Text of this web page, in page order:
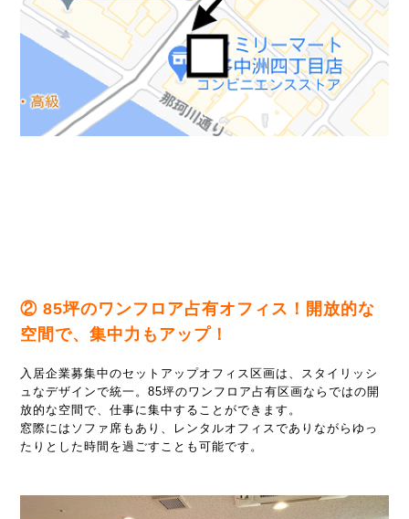
② 85坪のワンフロア占有オフィス！開放的な
空間で、集中力もアップ！
入居企業募集中のセットアップオフィス区画は、スタイリッシ
ュなデザインで統一。85坪のワンフロア占有区画ならではの開
放的な空間で、仕事に集中することができます。
窓際にはソファ席もあり、レンタルオフィスでありながらゆっ
たりとした時間を過ごすことも可能です。